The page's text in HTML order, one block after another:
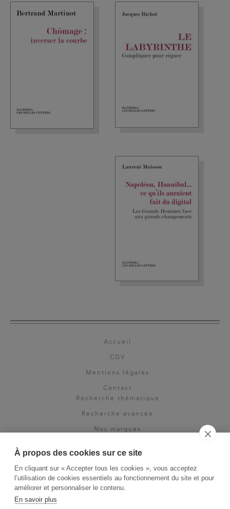
À propos des cookies sur ce site
En cliquant sur « Accepter tous les cookies », vous acceptez
l’utilisation de cookies essentiels au fonctionnement du site et pour
améliorer et personnaliser le contenu.
En savoir plus
Accueil
CGV
Mentions légales
Contact
Recherche thématique
Recherche avancée
Nos marques
Espace pro
Newsletter
La Vie des Classiques